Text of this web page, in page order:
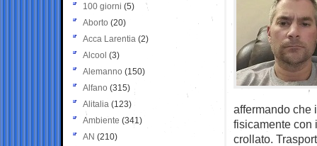
affermando che
fisicamente con
crollato.
100 giorni (5)
Aborto (20)
Acca Larentia (2)
Alcool (3)
Alemanno (150)
Alfano (315)
Alitalia (123)
Ambiente (341)
AN (210)